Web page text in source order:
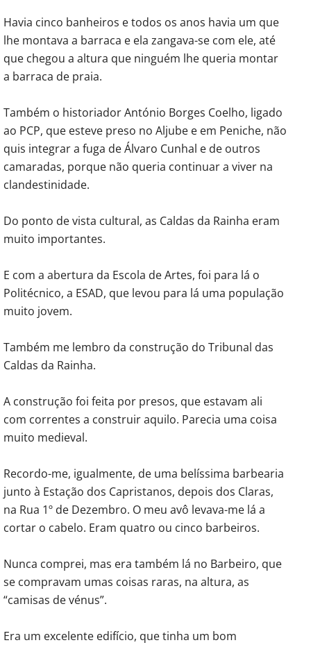
Havia cinco banheiros e todos os anos havia um que
lhe montava a barraca e ela zangava-se com ele, até
que chegou a altura que ninguém lhe queria montar
a barraca de praia.
Também o historiador António Borges Coelho, ligado
ao PCP, que esteve preso no Aljube e em Peniche, não
quis integrar a fuga de Álvaro Cunhal e de outros
camaradas, porque não queria continuar a viver na
clandestinidade.
Do ponto de vista cultural, as Caldas da Rainha eram
muito importantes.
E com a abertura da Escola de Artes, foi para lá o
Politécnico, a ESAD, que levou para lá uma população
muito jovem.
Também me lembro da construção do Tribunal das
Caldas da Rainha.
A construção foi feita por presos, que estavam ali
com correntes a construir aquilo. Parecia uma coisa
muito medieval.
Recordo-me, igualmente, de uma belíssima barbearia
junto à Estação dos Capristanos, depois dos Claras,
na Rua 1º de Dezembro. O meu avô levava-me lá a
cortar o cabelo. Eram quatro ou cinco barbeiros.
Nunca comprei, mas era também lá no Barbeiro, que
se compravam umas coisas raras, na altura, as
“camisas de vénus”.
Era um excelente edifício, que tinha um bom